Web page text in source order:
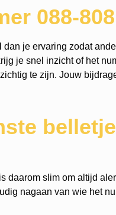
088-
je ervaring zodat
je snel inzicht of het
te zijn. Jouw
daarom slim om altijd
nagaan van wie het